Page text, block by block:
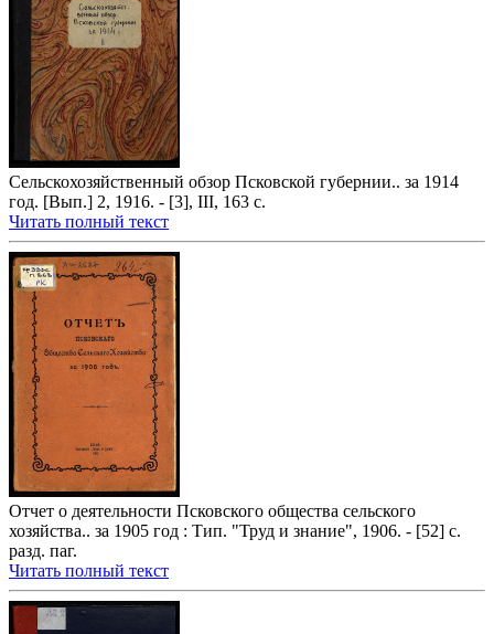
Сельскохозяйственный обзор Псковской губернии.. за 1914
год. [Вып.] 2, 1916. - [3], III, 163 с.
Читать полный текст
Отчет о деятельности Псковского общества сельского
хозяйства.. за 1905 год : Тип. "Труд и знание", 1906. - [52] с.
разд. паг.
Читать полный текст